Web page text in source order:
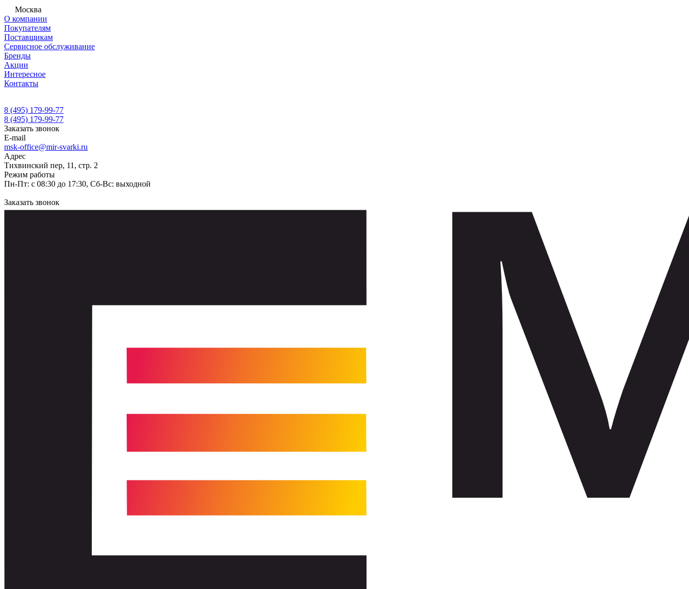
Москва
О компании
Покупателям
Поставщикам
Сервисное обслуживание
Бренды
Акции
Интересное
Контакты
8 (495) 179-99-77
8 (495) 179-99-77
Заказать звонок
E-mail
msk-office@mir-svarki.ru
Адрес
Тихвинский пер, 11, стр. 2
Режим работы
Пн-Пт: с 08:30 до 17:30, Сб-Вс: выходной
Заказать звонок